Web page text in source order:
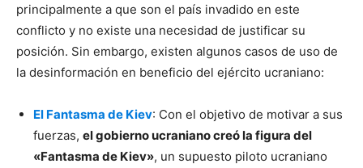
principalmente a que son el país invadido en este
conflicto y no existe una necesidad de justificar su
posición. Sin embargo, existen algunos casos de uso de
la desinformación en beneficio del ejército ucraniano:
El Fantasma de Kiev: Con el objetivo de motivar a sus
fuerzas, el gobierno ucraniano creó la figura del
«Fantasma de Kiev», un supuesto piloto ucraniano